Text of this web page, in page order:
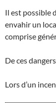
Il est possible
envahir un
comprise
De ces
Lors d’un